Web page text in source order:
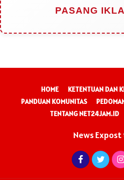
PASANG
HOME
KETENTUAN DAN
PANDUAN KOMUNITAS
TENTANG NET24JAM.ID
News